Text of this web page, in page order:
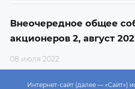
Внеочередное общее
акционеров 2, август
08 июля 2022
Интернет-сайт (далее — «Сайт»)